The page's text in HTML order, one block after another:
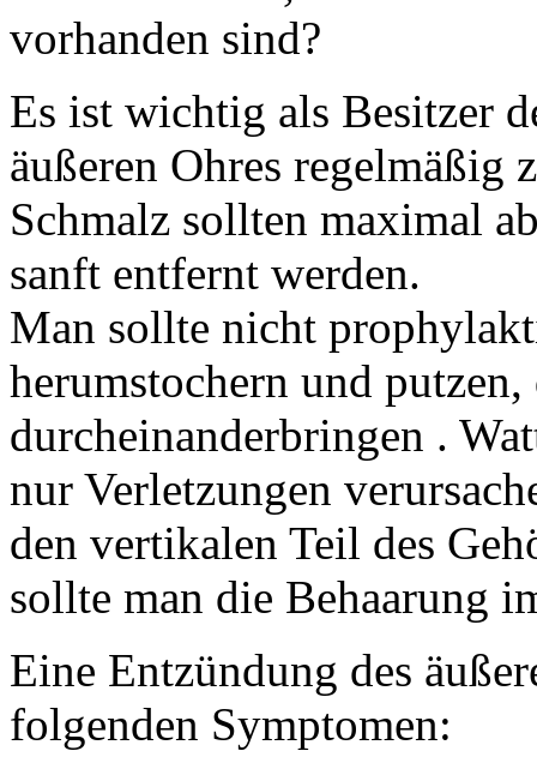
vorhanden sind?
Es ist wichtig als Besitzer
äußeren Ohres
Schmalz sollten maximal
sanft entfernt werden.
Man sollte nicht
herumstochern und
durcheinanderbringen .
nur Verletzungen
den vertikalen Teil des
sollte man die Behaarung
Eine Entzündung des
folgenden Symptomen: